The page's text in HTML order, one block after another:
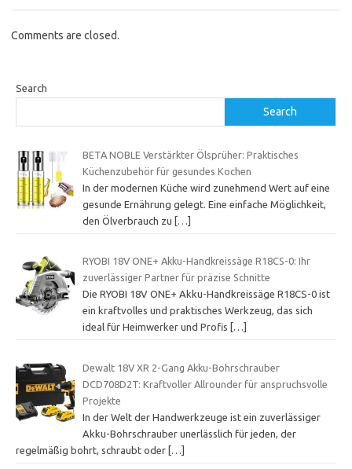
Comments are closed.
Search
Search
BETA NOBLE Verstärkter Ölsprüher: Praktisches
Küchenzubehör für gesundes Kochen
In der modernen Küche wird zunehmend Wert auf eine
gesunde Ernährung gelegt. Eine einfache Möglichkeit,
den Ölverbrauch zu […]
RYOBI 18V ONE+ Akku-Handkreissäge R18CS-0: Ihr
zuverlässiger Partner für präzise Schnitte
Die RYOBI 18V ONE+ Akku-Handkreissäge R18CS-0 ist
ein kraftvolles und praktisches Werkzeug, das sich
ideal für Heimwerker und Profis
[…]
Dewalt 18V XR 2-Gang Akku-Bohrschrauber
DCD708D2T: Kraftvoller Allrounder für anspruchsvolle
Projekte
In der Welt der Handwerkzeuge ist ein zuverlässiger
Akku-Bohrschrauber unerlässlich für jeden, der
regelmäßig bohrt, schraubt oder […]